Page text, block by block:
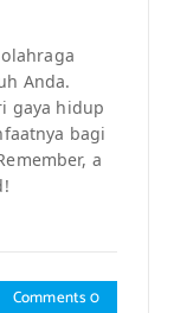
Anda.
gaya hidup
bagi
a
Comments 0